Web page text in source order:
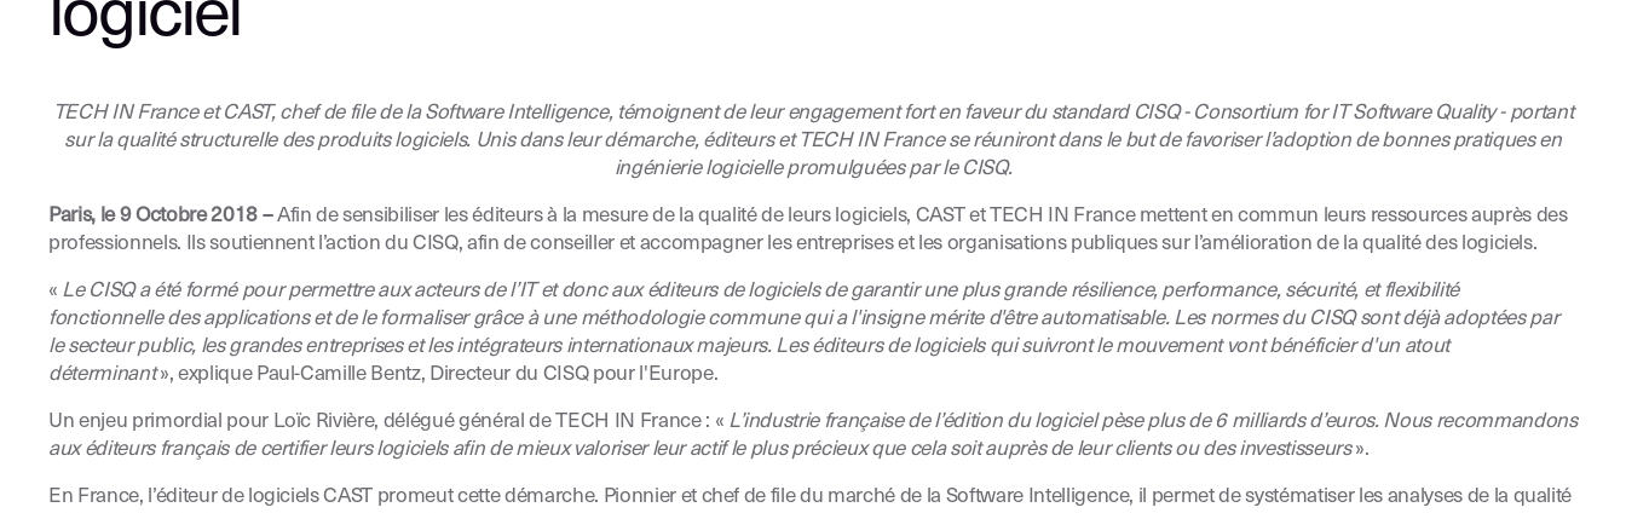
logiciel
TECH IN France et CAST, chef de file de la Software Intelligence, témoignent de leur engagement fort en faveur du standard CISQ - Consortium for IT Software Quality - portant
sur la qualité structurelle des produits logiciels. Unis dans leur démarche, éditeurs et TECH IN France se réuniront dans le but de favoriser l’adoption de bonnes pratiques en
ingénierie logicielle promulguées par le CISQ.
Paris, le 9 Octobre 2018 – Afin de sensibiliser les éditeurs à la mesure de la qualité de leurs logiciels, CAST et TECH IN France mettent en commun leurs ressources auprès des
professionnels. Ils soutiennent l’action du CISQ, afin de conseiller et accompagner les entreprises et les organisations publiques sur l’amélioration de la qualité des logiciels.
« Le CISQ a été formé pour permettre aux acteurs de l’IT et donc aux éditeurs de logiciels de garantir une plus grande résilience, performance, sécurité, et flexibilité
fonctionnelle des applications et de le formaliser grâce à une méthodologie commune qui a l'insigne mérite d'être automatisable. Les normes du CISQ sont déjà adoptées par
le secteur public, les grandes entreprises et les intégrateurs internationaux majeurs. Les éditeurs de logiciels qui suivront le mouvement vont bénéficier d'un atout
déterminant », explique Paul-Camille Bentz, Directeur du CISQ pour l'Europe.
Un enjeu primordial pour Loïc Rivière, délégué général de TECH IN France : « L’industrie française de l’édition du logiciel pèse plus de 6 milliards d’euros. Nous recommandons
aux éditeurs français de certifier leurs logiciels afin de mieux valoriser leur actif le plus précieux que cela soit auprès de leur clients ou des investisseurs ».
En France, l’éditeur de logiciels CAST promeut cette démarche. Pionnier et chef de file du marché de la Software Intelligence, il permet de systématiser les analyses de la qualité